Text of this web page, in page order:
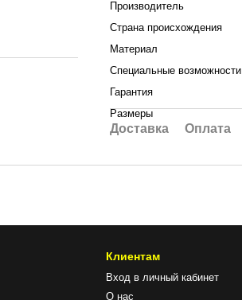
Производитель
Страна происхождения
Материал
Специальные возможности
Гарантия
Размеры
Доставка Оплата
Клиентам
Вход в личный кабинет
О нас